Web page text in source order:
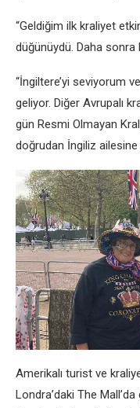
“Geldiğim ilk kraliyet
düğünüydü. Daha sonra
“İngiltere’yi seviyorum
geliyor. Diğer Avrupalı
gün Resmi Olmayan
doğrudan İngiliz
Amerikalı turist ve
Londra’daki The Mall’da